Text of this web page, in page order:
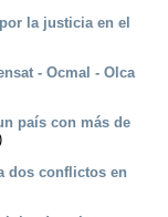
la justicia en el
- Ocmal - Olca
país con más de
dos conflictos en